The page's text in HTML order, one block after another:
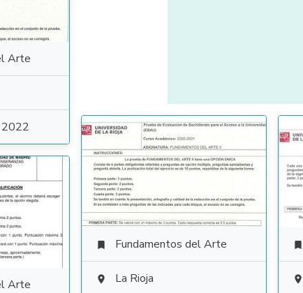
Arte
2022
 Fundamentos del Arte
 La Rioja


Arte